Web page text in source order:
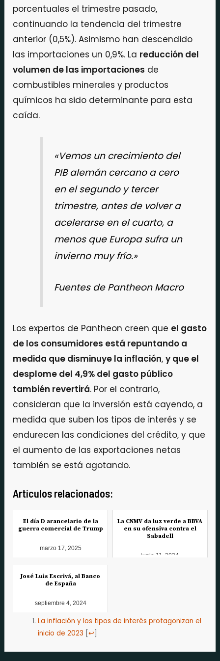
porcentuales el trimestre pasado,
continuando la tendencia del trimestre
anterior (0,5%). Asimismo han descendido
las importaciones un 0,9%. La reducción del
volumen de las importaciones de
combustibles minerales y productos
químicos ha sido determinante para esta
caída.
«Vemos un crecimiento del
PIB alemán cercano a cero
en el segundo y tercer
trimestre, antes de volver a
acelerarse en el cuarto, a
menos que Europa sufra un
invierno muy frío.»
Fuentes de Pantheon Macro
Los expertos de Pantheon creen que el gasto
de los consumidores está repuntando a
medida que disminuye la inflación,y que el
desplome del 4,9% del gasto público
también revertirá. Por el contrario,
consideran que la inversión está cayendo, a
medida que suben los tipos de interés y se
endurecen las condiciones del crédito, y que
el aumento de las exportaciones netas
también se está agotando.
Artículos relacionados:
El día D arancelario de la
guerra comercial de Trump
marzo 17, 2025
La CNMV da luz verde a BBVA
en su ofensiva contra el
Sabadell
junio 11, 2024
José Luis Escrivá, al Banco
de España
septiembre 4, 2024
La inflación y los tipos de interés protagonizan el
inicio de 2023 [↩